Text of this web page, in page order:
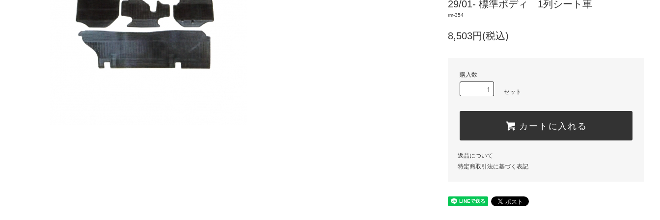
29/01- 標準ボディ 1列シート車
rm-354
8,503円(税込)
購入数
セット
カートに入れる
返品について
特定商取引法に基づく表記